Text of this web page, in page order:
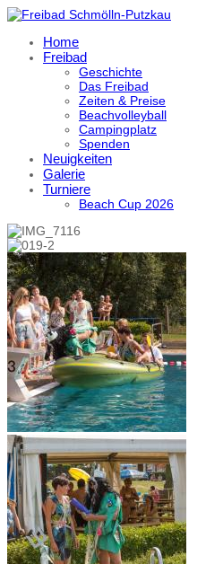
Home
Freibad
Geschichte
Das Freibad
Zeiten & Preise
Beachvolleyball
Campingplatz
Spenden
Neuigkeiten
Galerie
Turniere
Beach Cup 2026